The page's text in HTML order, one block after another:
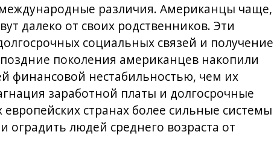
международные различия. Американцы чаще,
далеко от своих родственников. Эти
социальных связей и получение
поколения американцев накопили
финансовой нестабильностью, чем их
заработной платы и долгосрочные
странах более сильные системы
людей среднего возраста от